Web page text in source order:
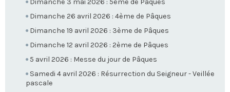
Dimanche 3 mai 2026 : 5ème de Pâques
Dimanche 26 avril 2026 : 4ème de Pâques
Dimanche 19 avril 2026 : 3ème de Pâques
Dimanche 12 avril 2026 : 2ème de Pâques
5 avril 2026 : Messe du jour de Pâques
Samedi 4 avril 2026 : Résurrection du Seigneur - Veillée
pascale